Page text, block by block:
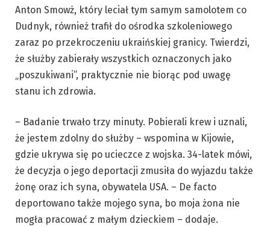
Anton Smowż, który leciał tym samym samolotem co
Dudnyk, również trafił do ośrodka szkoleniowego
zaraz po przekroczeniu ukraińskiej granicy. Twierdzi,
że służby zabierały wszystkich oznaczonych jako
„poszukiwani”, praktycznie nie biorąc pod uwagę
stanu ich zdrowia.
– Badanie trwało trzy minuty. Pobierali krew i uznali,
że jestem zdolny do służby – wspomina w Kijowie,
gdzie ukrywa się po ucieczce z wojska. 34-latek mówi,
że decyzja o jego deportacji zmusiła do wyjazdu także
żonę oraz ich syna, obywatela USA. – De facto
deportowano także mojego syna, bo moja żona nie
mogła pracować z małym dzieckiem – dodaje.